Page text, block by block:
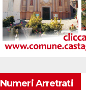
Numeri Arretrati